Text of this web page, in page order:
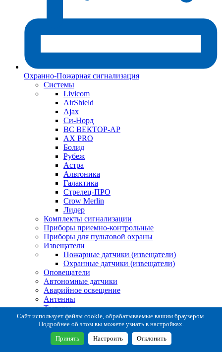
Охранно-Пожарная сигнализация
Системы
Livicom
AirShield
Ajax
Си-Норд
ВС ВЕКТОР-АР
AX PRO
Болид
Рубеж
Астра
Альтоника
Галактика
Стрелец-ПРО
Crow Merlin
Лидер
Комплекты сигнализации
Приборы приемно-контрольные
Приборы для пультовой охраны
Извещатели
Пожарные датчики (извещатели)
Охранные датчики (извещатели)
Оповещатели
Автономные датчики
Аварийное освещение
Антенны
Тестеры
Система сбора извещений
Расходные и монтажные материалы
Коробки коммутационные
Кронштейны для извещателей
Сайт использует файлы cookie, обрабатываемые вашим браузером.
Подробнее об этом вы можете узнать в настройках.
Принять Настроить Отклонить